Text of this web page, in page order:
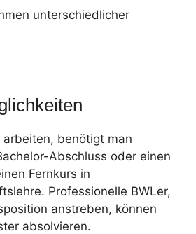
unterschiedlicher
arbeiten, benötigt man
Abschluss oder einen
Fernkurs in
Professionelle BWLer,
anstreben, können
absolvieren.